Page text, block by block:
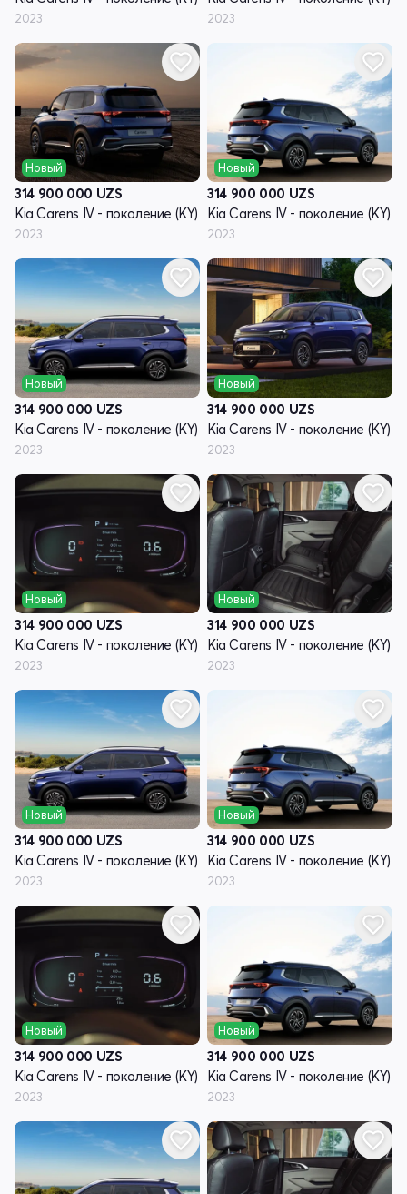
2023 2023
Новый
314 900 000 UZS
Kia Carens IV - поколение (KY)
2023
Новый
314 900 000 UZS
Kia Carens IV - поколение (KY)
2023
Новый
314 900 000 UZS
Kia Carens IV - поколение (KY)
2023
Новый
314 900 000 UZS
Kia Carens IV - поколение (KY)
2023
Новый
314 900 000 UZS
Kia Carens IV - поколение (KY)
2023
Новый
314 900 000 UZS
Kia Carens IV - поколение (KY)
2023
Новый
314 900 000 UZS
Kia Carens IV - поколение (KY)
2023
Новый
314 900 000 UZS
Kia Carens IV - поколение (KY)
2023
Новый
314 900 000 UZS
Kia Carens IV - поколение (KY)
2023
Новый
314 900 000 UZS
Kia Carens IV - поколение (KY)
2023